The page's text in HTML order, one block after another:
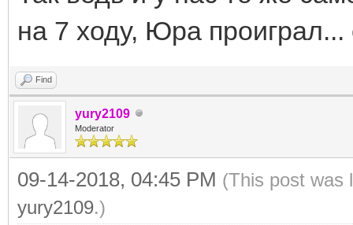
на 7 ходу, Юра проиграл...
Find
yury2109
Moderator
09-14-2018, 04:45 PM (This post was
yury2109.)